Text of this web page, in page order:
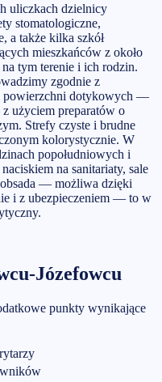
uliczkach dzielnicy
stomatologiczne,
a także kilka szkół
mieszkańców z około
tym terenie i ich rodzin.
zgodnie z
powierzchni dotykowych —
użyciem preparatów o
Strefy czyste i brudne
kolorystycznie. W
popołudniowych i
na sanitariaty, sale
— możliwa dzięki
i z ubezpieczeniem — to w
Józefowcu
punkty wynikające